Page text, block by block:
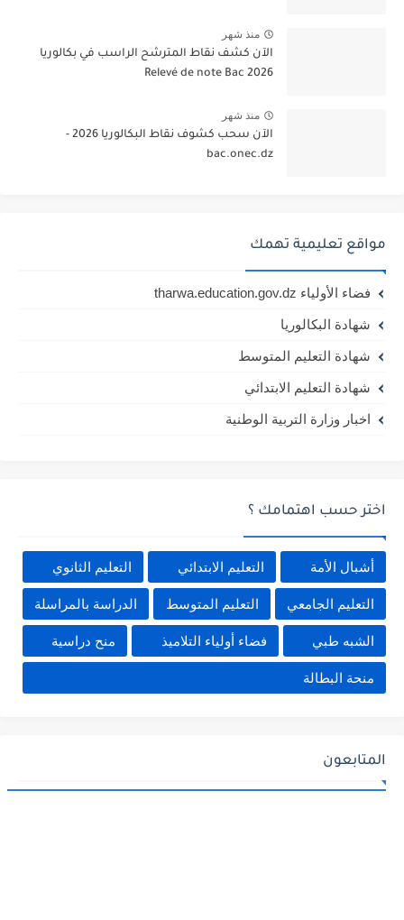
منذ شهر
الآن كشف نقاط المترشح الراسب في بكالوريا
2026 Relevé de note Bac
منذ شهر
الآن سحب كشوف نقاط البكالوريا 2026 -
bac.onec.dz
مواقع تعليمية تهمك
فضاء الأولياء tharwa.education.gov.dz
شهادة البكالوريا
شهادة التعليم المتوسط
شهادة التعليم الابتدائي
اخبار وزارة التربية الوطنية
اختر حسب اهتمامك ؟
أشبال الأمة التعليم الابتدائي التعليم الثانوي
التعليم الجامعي التعليم المتوسط الدراسة بالمراسلة
الشبه طبي فضاء أولياء التلاميذ منح دراسية
منحة البطالة
المتابعون